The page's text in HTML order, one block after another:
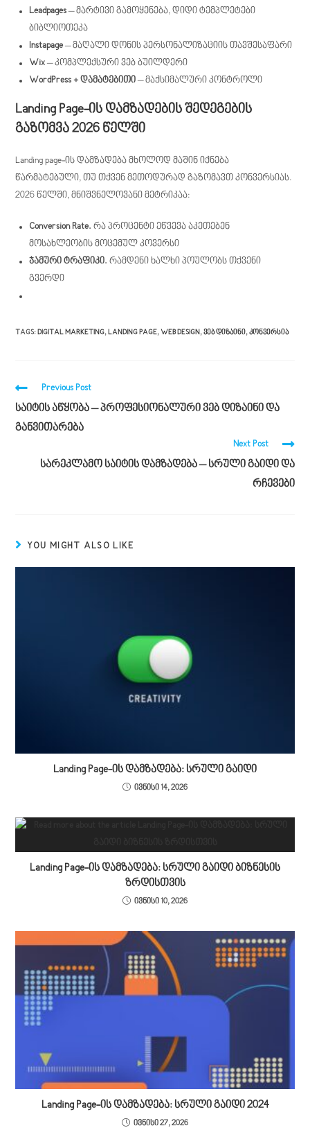
Leadpages – მარტივი გამოყენება, დიდი ტემპლეტები
ბიბლიოთეკა
Instapage – მაღალი დონის პერსონალიზაციის თავშესაფარი
Wix – კომპლექსური ვებ ბუილდერი
WordPress + დამატებითი – მაქსიმალური კონტროლი
Landing Page-ის დამზადების შედეგების
გაზომვა 2026 წელში
Landing page-ის დამზადება მხოლოდ მაშინ იქნება
წარმატებული, თუ თქვენ მეთოდურად გაზომავთ კონვერსიას.
2026 წელში, მნიშვნელოვანი მეტრიკაა:
Conversion Rate. რა პროცენტი ეწვევა აკეთებენ
მოსახლეობის მოცემულ კოვერსი
ჯამური ტრაფიკი. რამდენი ხალხი პოულობს თქვენი
გვერდი
TAGS: DIGITAL MARKETING, LANDING PAGE, WEB DESIGN, ᲕᲔᲑ ᲓᲘᲖᲐᲘᲜᲘ, ᲙᲝᲜᲕᲔᲠᲡᲘᲐ
Previous Post
საიტის აწყობა – პროფესიონალური ვებ დიზაინი და
განვითარება
Next Post
სარეკლამო საიტის დამზადება – სრული გაიდი და
რჩევები
YOU MIGHT ALSO LIKE
Landing Page-ის დამზადება: სრული გაიდი
ივნისი 14, 2026
Landing Page-ის დამზადება: სრული გაიდი ბიზნესის
ზრდისთვის
ივნისი 10, 2026
Landing Page-ის დამზადება: სრული გაიდი 2024
ივნისი 27, 2026